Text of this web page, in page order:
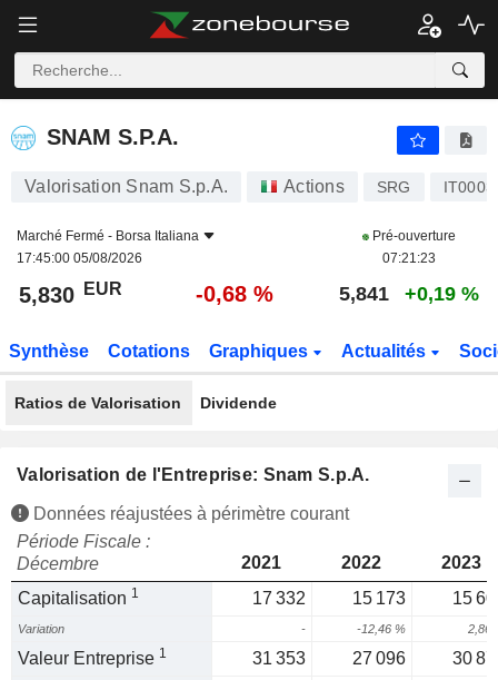
SNAM S.P.A.
SNAM S.P.A.
Valorisation Snam S.p.A. Actions SRG
Marché Fermé - Borsa Italiana
17:45:00 05/08/2026
Pré-ouverture
07:21:23
5,830 EUR -0,68 % 5,841 +0,19 %
Synthèse Cotations Graphiques Actualités
Ratios de Valorisation Dividende
Valorisation de l'Entreprise: Snam S.p.A.
Données réajustées à périmètre courant
Période Fiscale :
Décembre
2021 2022
2023
Capitalisation 1 17 332 15 173 15
Variation - -12,46 % 2,86
Valeur Entreprise 1 31 353 27 096 30